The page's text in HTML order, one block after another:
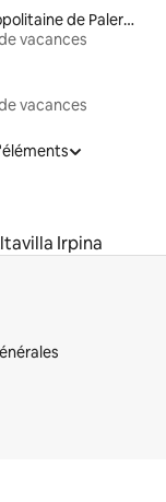
Ville métropolitaine de Palerme
vacances
vacances
Irpina